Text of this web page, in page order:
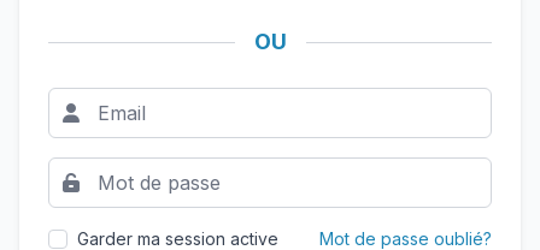
OU
Garder ma session active Mot de passe oublié?